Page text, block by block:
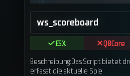
ws_scoreboard
ESX QBCore
Beschreibung:Das Script bietet
erfasst die aktuelle Spie